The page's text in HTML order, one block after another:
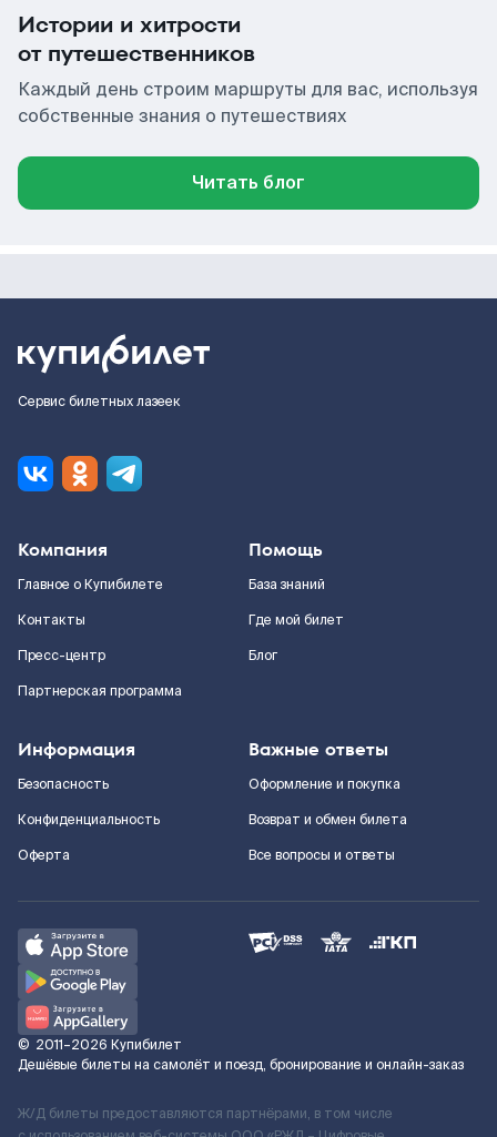
Истории и хитрости
от путешественников
Каждый день строим маршруты для вас, используя
собственные знания о путешествиях
Читать блог
Сервис билетных лазеек
Компания
Главное о Купибилете
Контакты
Пресс-центр
Партнерская программа
Помощь
База знаний
Где мой билет
Блог
Информация
Безопасность
Конфиденциальность
Оферта
Важные ответы
Оформление и покупка
Возврат и обмен билета
Все вопросы и ответы
© 2011–2026 Купибилет
Дешёвые билеты на самолёт и поезд, бронирование и онлайн-заказ
Ж/Д билеты предоставляются партнёрами, в том числе